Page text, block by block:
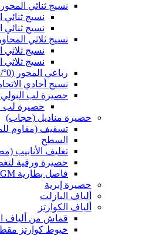
نسيج ثنائي المحور
نسيج ثنائي
نسيج ثنائي
نسيج ثلاثي المحاور
نسيج ثلاثي
نسيج ثلاثي
رباعي المحور (0°/+45°/90°/-45°)
نسيج أحادي
حصيرة لب البولي
حصيرة لب
حصيرة مناديل (حجاب)
تسقيف (مقاوم
السطح
تغليف الأنابيب
حصيرة ورقية
فاصل بطارية AGM من الألياف الزجاجية
حصيرة إبرية
ألياف البازلت
ألياف الكوارتز
قماش من ألياف
خيوط كوارتز